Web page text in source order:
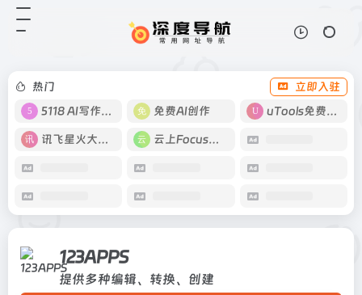
热门
立即入驻
5118 AI写作工具
免费AI创作 uTools免费工具箱
讯飞星火大模型 云上Focus接码
123APPS
提供多种编辑、转换、创建